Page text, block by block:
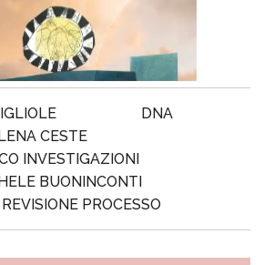
DNA
CESTE
INVESTIGAZIONI
BUONINCONTI
REVISIONE PROCESSO